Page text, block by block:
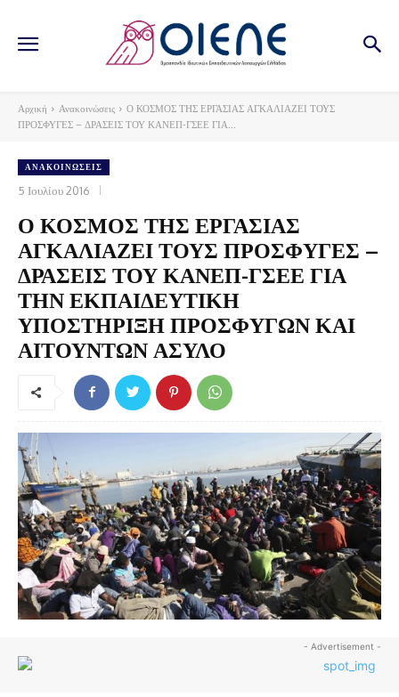
Αρχική Ανακοινώσεις
Ο ΚΟΣΜΟΣ ΤΗΣ ΕΡΓΑΣΙΑΣ ΑΓΚΑΛΙΑΖΕΙ ΤΟΥΣ
ΠΡΟΣΦΥΓΕΣ – ΔΡΑΣΕΙΣ ΤΟΥ ΚΑΝΕΠ-ΓΣΕΕ ΓΙΑ...
ΑΝΑΚΟΙΝΏΣΕΙΣ
5 Ιουλίου 2016
Ο ΚΟΣΜΟΣ ΤΗΣ ΕΡΓΑΣΙΑΣ
ΑΓΚΑΛΙΑΖΕΙ ΤΟΥΣ ΠΡΟΣΦΥΓΕΣ –
ΔΡΑΣΕΙΣ ΤΟΥ ΚΑΝΕΠ-ΓΣΕΕ ΓΙΑ
ΤΗΝ ΕΚΠΑΙΔΕΥΤΙΚΗ
ΥΠΟΣΤΗΡΙΞΗ ΠΡΟΣΦΥΓΩΝ ΚΑΙ
ΑΙΤΟΥΝΤΩΝ ΑΣΥΛΟ
- Advertisement -